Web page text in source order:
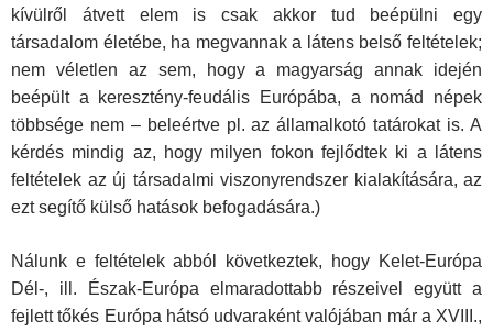
kívülről átvett elem is csak akkor tud beépülni egy
társadalom életébe, ha megvannak a látens belső feltételek;
nem véletlen az sem, hogy a magyarság annak idején
beépült a keresztény-feudá­lis Európába, a nomád népek
többsége nem – beleértve pl. az államalkotó tatárokat is. A
kérdés mindig az, hogy milyen fo­kon fejlődtek ki a látens
feltételek az új társadalmi viszony­rendszer kialakítására, az
ezt segítő külső hatások befoga­dására.)
Nálunk e feltételek abból következtek, hogy Kelet-Európa
Dél-, ill. Észak-Európa elmaradottabb részeivel együtt a
fejlett tőkés Európa hátsó udvaraként valójában már a XVIII.,